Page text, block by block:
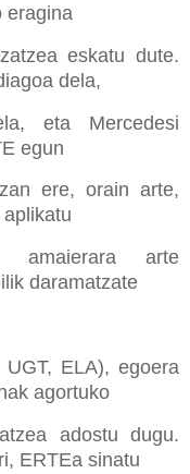
eragina
eskatu dute.
dela,
eta Mercedesi
egun
ere, orain arte,
arte
daramatzate
ELA), egoera
agortuko
adostu dugu.
ERTEa sinatu